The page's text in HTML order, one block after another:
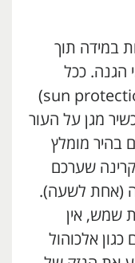
במידה תוך
הגנה. ככל
(sun protection factor)
מגן על העור
בהיר מומלץ
שערכם
(אחת לשעה).
שמש, אין
אלכוהול